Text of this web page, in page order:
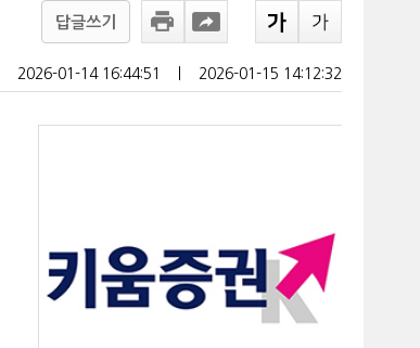
답글쓰기
2026-01-14 16:44:51 2026-01-15 14:12:32